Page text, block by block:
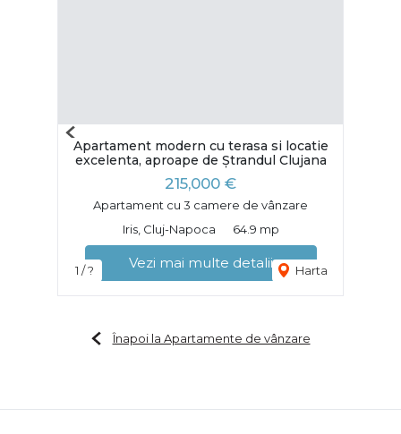
1 / ? Harta
Next
Apartament modern cu terasa si locatie
excelenta, aproape de Ștrandul Clujana
215,000 €
Apartament cu 3 camere de vânzare
Iris, Cluj-Napoca
64.9 mp
Vezi mai multe detalii
Înapoi la Apartamente de vânzare